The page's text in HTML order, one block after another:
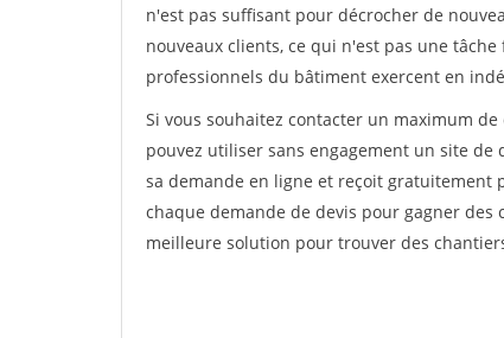
n'est pas suffisant pour décrocher de
nouveaux clients, ce qui n'est pas une
professionnels du bâtiment exercent en
Si vous souhaitez contacter un maximum
pouvez utiliser sans engagement un site
sa demande en ligne et reçoit gratuitement
chaque demande de devis pour gagner
meilleure solution pour trouver des